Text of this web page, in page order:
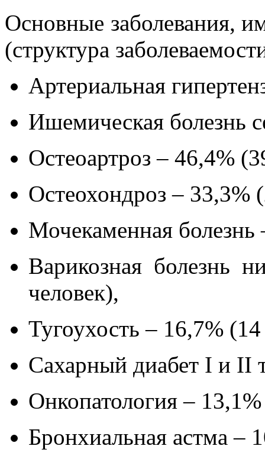
Основные заболевания,
(структура
Артериальная
Ишемическая болезнь
Остеоартроз – 46,4%
Остеохондроз – 33,3%
Мочекаменная болезнь
Варикозная болезнь
человек),
Тугоухость – 16,7%
Сахарный диабет I и II
Онкопатология –
Бронхиальная астма –